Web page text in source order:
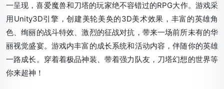
一呈现，喜爱魔兽和刀塔的玩家绝不容错过的RPG大作。游戏采
用Unity3D引擎，创建美轮美奂的3D美术效果，丰富的英雄角
色、绚丽的战斗特效、激烈的征战对抗，带来一场前所未有的华
丽视觉盛宴。游戏内丰富的成长系统和活动内容，伴随你的英雄
一路成长。穿着着极品神装、带着强力队友，刀塔幻想的世界等
你来超神！